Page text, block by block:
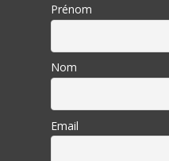
Prénom
Nom
Email